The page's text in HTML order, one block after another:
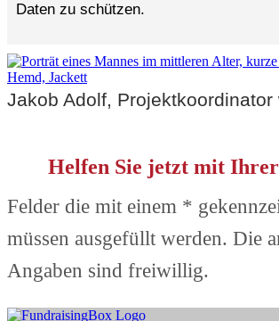
Daten zu schützen.
Jakob Adolf, Projektkoordinator
Helfen Sie jetzt mit Ihrer
Felder die mit einem *
müssen ausgefüllt werden. Die
Angaben sind freiwillig.